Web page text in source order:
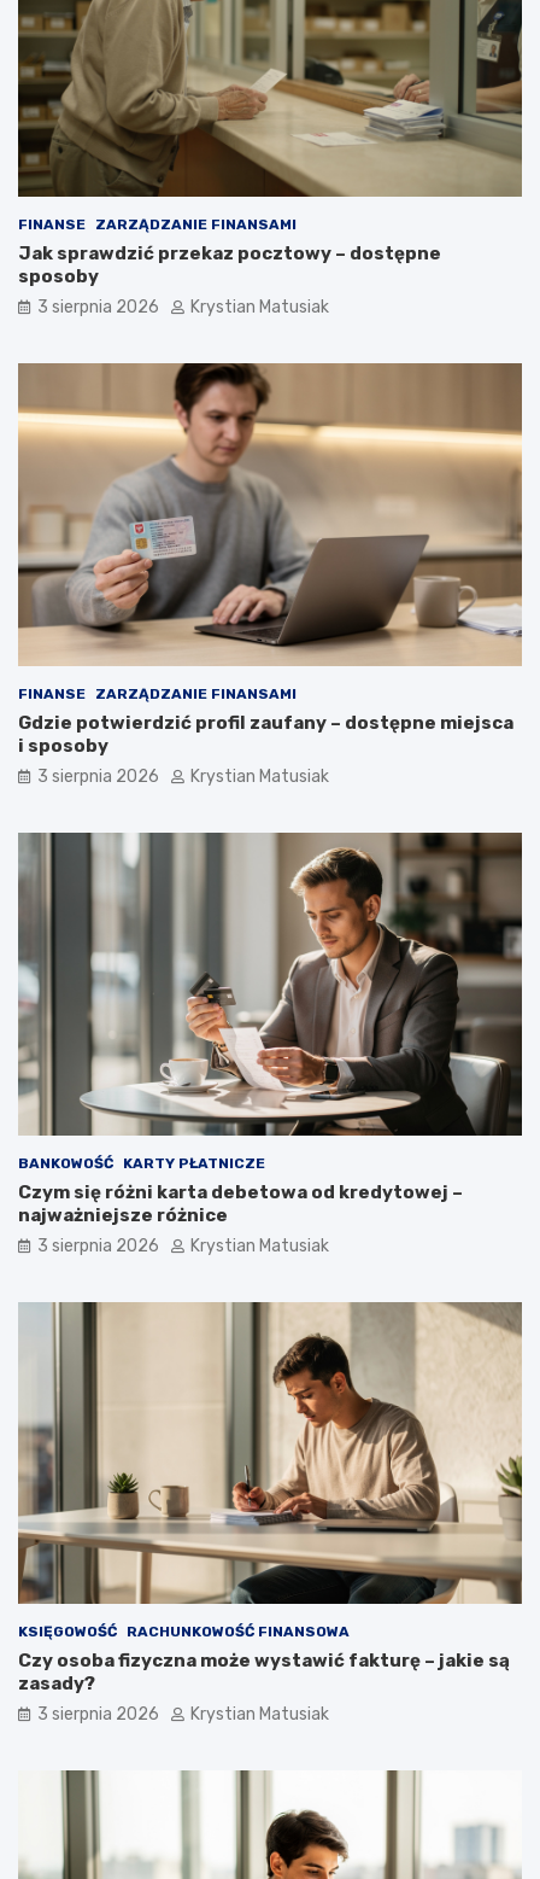
FINANSE ZARZĄDZANIE FINANSAMI
Jak sprawdzić przekaz pocztowy – dostępne
sposoby
3 sierpnia 2026 Krystian Matusiak
FINANSE ZARZĄDZANIE FINANSAMI
Gdzie potwierdzić profil zaufany – dostępne miejsca
i sposoby
3 sierpnia 2026 Krystian Matusiak
BANKOWOŚĆ KARTY PŁATNICZE
Czym się różni karta debetowa od kredytowej –
najważniejsze różnice
3 sierpnia 2026 Krystian Matusiak
KSIĘGOWOŚĆ RACHUNKOWOŚĆ FINANSOWA
Czy osoba fizyczna może wystawić fakturę – jakie są
zasady?
3 sierpnia 2026 Krystian Matusiak